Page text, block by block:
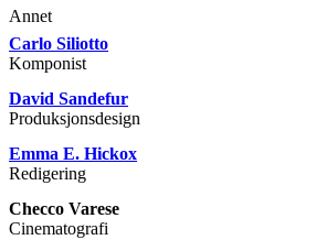
Annet
Carlo Siliotto
Komponist
David Sandefur
Produksjonsdesign
Emma E. Hickox
Redigering
Checco Varese
Cinematografi